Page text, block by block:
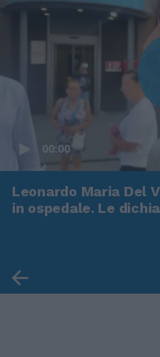
00:00
Leonardo Maria Del
in ospedale. Le